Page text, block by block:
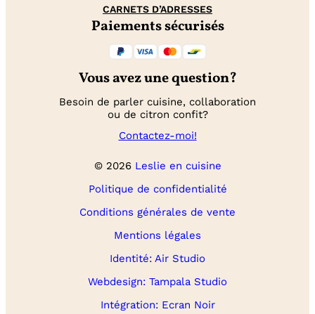
CARNETS D’ADRESSES
Paiements sécurisés
Vous avez une question?
Besoin de parler cuisine, collaboration
ou de citron confit?
Contactez-moi!
© 2026 Leslie en cuisine
Politique de confidentialité
Conditions générales de vente
Mentions légales
Identité: Air Studio
Webdesign: Tampala Studio
Intégration: Ecran Noir